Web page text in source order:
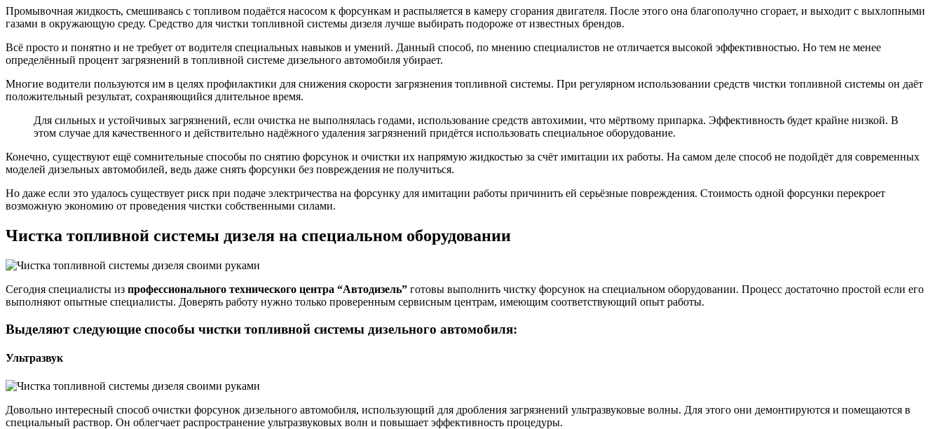
Промывочная жидкость, смешиваясь с топливом подаётся насосом к форсункам и распыляется в камеру сгорания двигателя. После этого она благополучно сгорает, и выходит с выхлопными
газами в окружающую среду. Средство для чистки топливной системы дизеля лучше выбирать подороже от известных брендов.
Всё просто и понятно и не требует от водителя специальных навыков и умений. Данный способ, по мнению специалистов не отличается высокой эффективностью. Но тем не менее
определённый процент загрязнений в топливной системе дизельного автомобиля убирает.
Многие водители пользуются им в целях профилактики для снижения скорости загрязнения топливной системы. При регулярном использовании средств чистки топливной системы он даёт
положительный результат, сохраняющийся длительное время.
Для сильных и устойчивых загрязнений, если очистка не выполнялась годами, использование средств автохимии, что мёртвому припарка. Эффективность будет крайне низкой. В
этом случае для качественного и действительно надёжного удаления загрязнений придётся использовать специальное оборудование.
Конечно, существуют ещё сомнительные способы по снятию форсунок и очистки их напрямую жидкостью за счёт имитации их работы. На самом деле способ не подойдёт для современных
моделей дизельных автомобилей, ведь даже снять форсунки без повреждения не получиться.
Но даже если это удалось существует риск при подаче электричества на форсунку для имитации работы причинить ей серьёзные повреждения. Стоимость одной форсунки перекроет
возможную экономию от проведения чистки собственными силами.
Чистка топливной системы дизеля на специальном оборудовании
Сегодня специалисты из профессионального технического центра “Автодизель” готовы выполнить чистку форсунок на специальном оборудовании. Процесс достаточно простой если его
выполняют опытные специалисты. Доверять работу нужно только проверенным сервисным центрам, имеющим соответствующий опыт работы.
Выделяют следующие способы чистки топливной системы дизельного автомобиля:
Ультразвук
Довольно интересный способ очистки форсунок дизельного автомобиля, использующий для дробления загрязнений ультразвуковые волны. Для этого они демонтируются и помещаются в
специальный раствор. Он облегчает распространение ультразвуковых волн и повышает эффективность процедуры.